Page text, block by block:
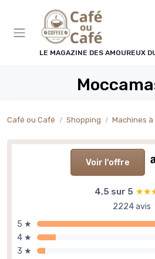
LE MAGAZINE DES AMOUREUX
Café ou Café Shopping Machines à
Voir l'offre
4,5 sur 5
2224 avis
5 ★
4 ★
3 ★
Panneau de gestion des cookies